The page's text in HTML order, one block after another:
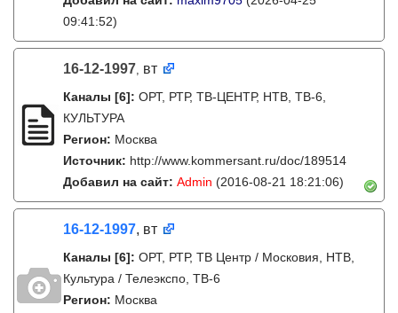
09:41:52)
16-12-1997, вт
Каналы [6]: ОРТ, РТР, ТВ-ЦЕНТР, НТВ, ТВ-6,
КУЛЬТУРА
Регион: Москва
Источник: http://www.kommersant.ru/doc/189514
Добавил на сайт: Admin (2016-08-21 18:21:06)
16-12-1997, вт
Каналы [6]: ОРТ, РТР, ТВ Центр / Московия, НТВ,
Культура / Телеэкспо, ТВ-6
Регион: Москва